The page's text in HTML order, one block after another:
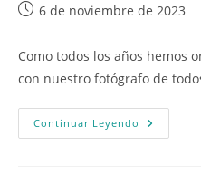
Publicación
la
6 de noviembre de 2023
Como todos los años hemos
con nuestro fotógrafo de
Continuar Leyendo Fotos
De